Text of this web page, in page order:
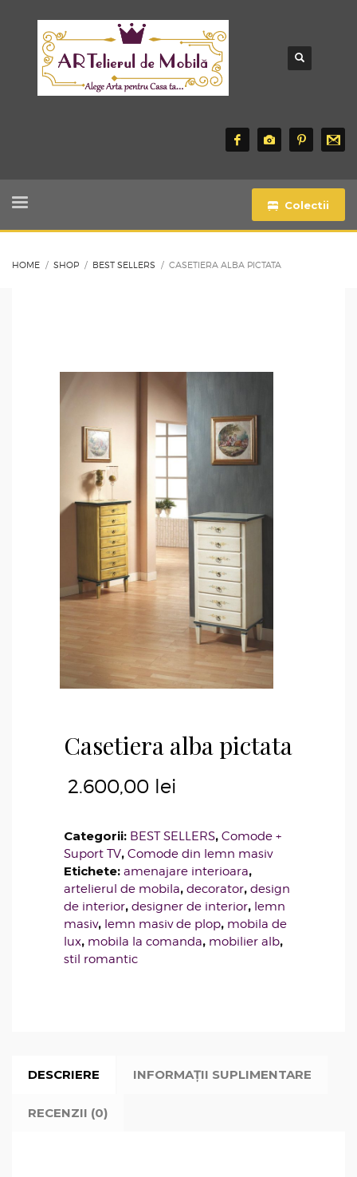
Colectii
HOME SHOP BEST SELLERS CASETIERA ALBA PICTATA
Casetiera alba pictata
2.600,00 lei
Categorii: BEST SELLERS, Comode +
Suport TV, Comode din lemn masiv
Etichete: amenajare interioara,
artelierul de mobila, decorator, design
de interior, designer de interior, lemn
masiv, lemn masiv de plop, mobila de
lux, mobila la comanda, mobilier alb,
stil romantic
DESCRIERE INFORMAȚII SUPLIMENTARE
RECENZII (0)